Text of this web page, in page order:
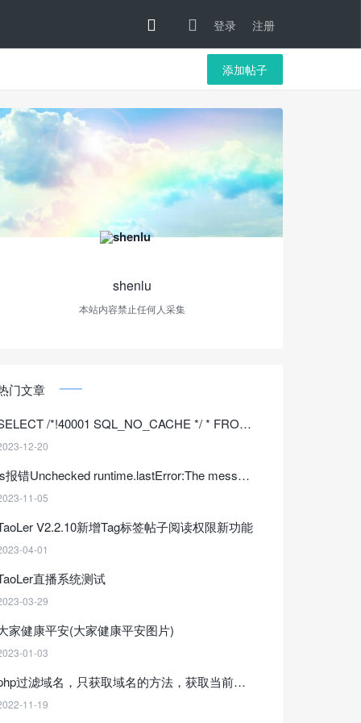
登录 注册
添加帖子
shenlu
本站内容禁止任何人采集
门文章
SELECT /*!40001 SQL_NO_CACHE */ * FROM的答案
12-20
js报错Unchecked runtime.lastError:The message port
11-05
V2.2.10新增Tag标签帖子阅读权限新功能
04-01
直播系统测试
03-29
家健康平安(大家健康平安图片)
01-03
php过滤域名，只获取域名的方法，获取当前不带协议的域名(parse_url()函数域名过滤)
11-19